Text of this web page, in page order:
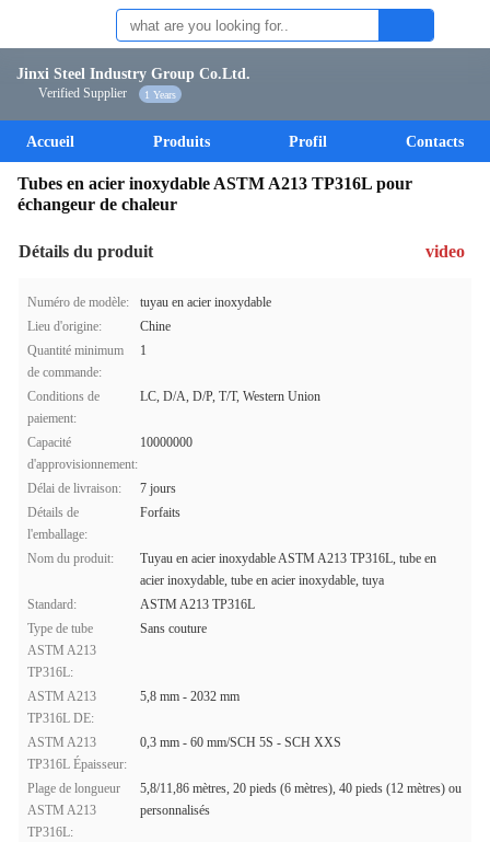
Jinxi Steel Industry Group Co.Ltd.
Verified Supplier 1 Years
Accueil Produits Profil Contacts
Tubes en acier inoxydable ASTM A213 TP316L pour
échangeur de chaleur
Détails du produit video
Numéro de modèle:
tuyau en acier inoxydable
Lieu d'origine:
Chine
Quantité minimum
de commande:
1
Conditions de
paiement:
LC, D/A, D/P, T/T, Western Union
Capacité
d'approvisionnement:
10000000
Délai de livraison:
7 jours
Détails de
l'emballage:
Forfaits
Nom du produit:
Tuyau en acier inoxydable ASTM A213 TP316L, tube en
acier inoxydable, tube en acier inoxydable, tuya
Standard:
ASTM A213 TP316L
Type de tube
ASTM A213
TP316L:
Sans couture
ASTM A213
TP316L DE:
5,8 mm - 2032 mm
ASTM A213
TP316L Épaisseur:
0,3 mm - 60 mm/SCH 5S - SCH XXS
Plage de longueur
ASTM A213
TP316L:
5,8/11,86 mètres, 20 pieds (6 mètres), 40 pieds (12 mètres) ou
personnalisés